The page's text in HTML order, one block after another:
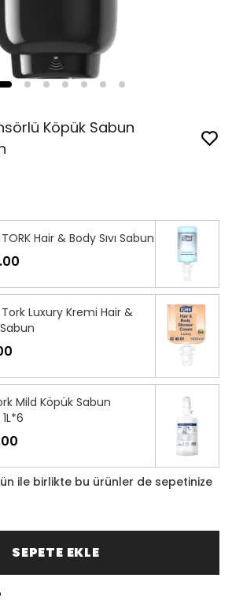
Köpük Sabun
Hair & Body Sıvı Sabun
Luxury Kremi Hair &
Sabun
Mild Köpük Sabun
ile birlikte bu ürünler de sepetinize
SEPETE EKLE